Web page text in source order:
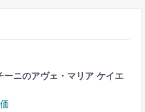
ーニのアヴェ・マリア ケイエ